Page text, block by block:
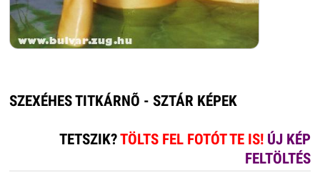
SZEXÉHES TITKÁRNÕ - SZTÁR KÉPEK
TETSZIK?TÖLTS FEL FOTÓT TE IS! ÚJ KÉP
FELTÖLTÉS